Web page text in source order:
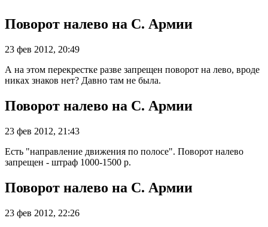
Поворот налево на С. Армии
23 фев 2012, 20:49
А на этом перекрестке разве запрещен поворот на лево, вроде
никах знаков нет? Давно там не была.
Поворот налево на С. Армии
23 фев 2012, 21:43
Есть "направление движения по полосе". Поворот налево
запрещен - штраф 1000-1500 р.
Поворот налево на С. Армии
23 фев 2012, 22:26